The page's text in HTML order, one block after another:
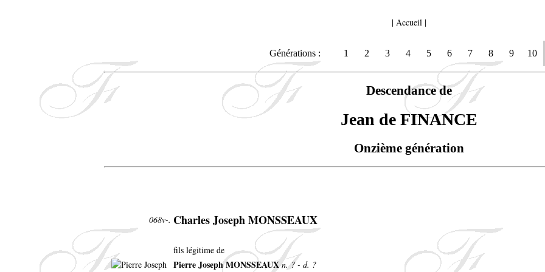
| Accueil|
Générations : 1 2 3 4 5 6 7 8 9 10
Descendance de
Jean de FINANCE
Onzième génération
068v-. Charles Joseph MONSSEAUX
fils légitime de
Pierre Joseph MONSSEAUX n. ? - d. ?